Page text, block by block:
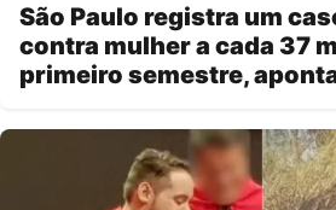
São Paulo registra um
contra mulher a cada 37
primeiro semestre,